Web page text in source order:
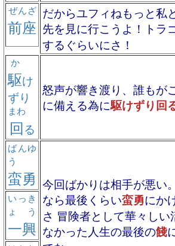
前座
ぜんざ だからユフィねもっと私
先を見に行こうよ！トラ
するぐらいにさ！
駆
か
け
ずり
回
まわ
る
怒声が響き渡り、誰もが
に備える為に駆けずり回
蛮勇
ばんゆ
う
今回ばかりは相手が悪い
なら最後くらい蛮勇にか
さ 冒険者として華々し
なかった人生の最後の餞
一興
いっき
ょう